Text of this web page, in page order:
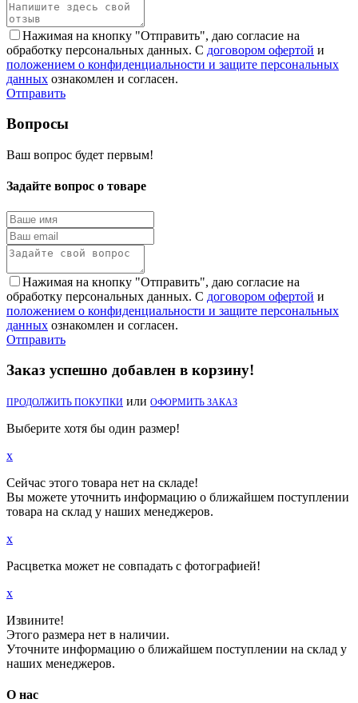
Нажимая на кнопку "Отправить", даю согласие на
обработку персональных данных. С договором офертой и
положением о конфиденциальности и защите персональных
данных ознакомлен и согласен.
Отправить
Вопросы
Ваш вопрос будет первым!
Задайте вопрос о товаре
Нажимая на кнопку "Отправить", даю согласие на
обработку персональных данных. С договором офертой и
положением о конфиденциальности и защите персональных
данных ознакомлен и согласен.
Отправить
Заказ успешно добавлен в корзину!
ПРОДОЛЖИТЬ ПОКУПКИ или ОФОРМИТЬ ЗАКАЗ
Выберите хотя бы один размер!
x
Сейчас этого товара нет на складе!
Вы можете уточнить информацию о ближайшем поступлении
товара на склад у наших менеджеров.
x
Расцветка может не совпадать с фотографией!
x
Извините!
Этого размера нет в наличии.
Уточните информацию о ближайшем поступлении на склад у
наших менеджеров.
О нас